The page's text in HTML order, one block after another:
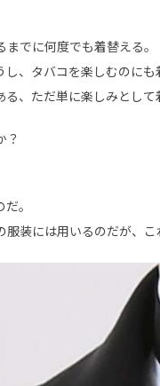
でに何度でも着替える。
、タバコを楽しむのにも
、ただ単に楽しみとして
？
。
装には用いるのだが、